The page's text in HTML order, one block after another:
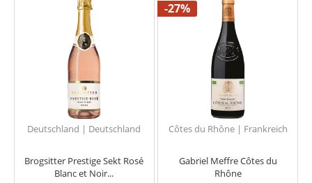
Deutschland | Deutschland
Brogsitter Prestige Sekt Rosé
Blanc et Noir...
-27%
Côtes du Rhône | Frankreich
Gabriel Meffre Côtes du
Rhône